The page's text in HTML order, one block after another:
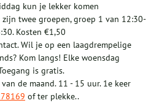
kun je lekker komen
twee groepen, groep 1 van 12:30-
Kosten €1,50
Wil je op een laagdrempelige
Kom langs! Elke woensdag
is gratis.
de maand. 11 - 15 uur. 1e keer
of ter plekke..